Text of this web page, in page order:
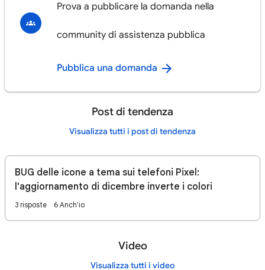
Prova a pubblicare la domanda nella
community di assistenza pubblica
Pubblica una domanda
Post di tendenza
Visualizza tutti i post di tendenza
BUG delle icone a tema sui telefoni Pixel:
l'aggiornamento di dicembre inverte i colori
3 risposte 6 Anch'io
Video
Visualizza tutti i video